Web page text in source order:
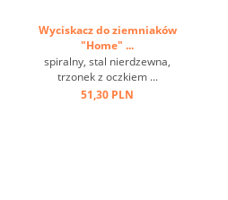
Wyciskacz do ziemniaków
"Home" ...
spiralny, stal nierdzewna,
trzonek z oczkiem ...
51,30 PLN